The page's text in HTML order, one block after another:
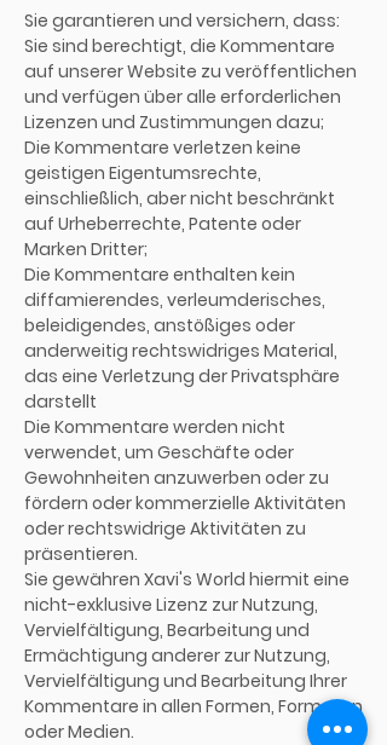
Sie garantieren und versichern, dass:
Sie sind berechtigt, die Kommentare
auf unserer Website zu veröffentlichen
und verfügen über alle erforderlichen
Lizenzen und Zustimmungen dazu;
Die Kommentare verletzen keine
geistigen Eigentumsrechte,
einschließlich, aber nicht beschränkt
auf Urheberrechte, Patente oder
Marken Dritter;
Die Kommentare enthalten kein
diffamierendes, verleumderisches,
beleidigendes, anstößiges oder
anderweitig rechtswidriges Material,
das eine Verletzung der Privatsphäre
darstellt
Die Kommentare werden nicht
verwendet, um Geschäfte oder
Gewohnheiten anzuwerben oder zu
fördern oder kommerzielle Aktivitäten
oder rechtswidrige Aktivitäten zu
präsentieren.
Sie gewähren Xavi's World hiermit eine
nicht-exklusive Lizenz zur Nutzung,
Vervielfältigung, Bearbeitung und
Ermächtigung anderer zur Nutzung,
Vervielfältigung und Bearbeitung Ihrer
Kommentare in allen Formen, Formaten
oder Medien.